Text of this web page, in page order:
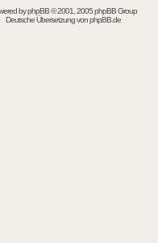
byphpBB© 2001, 2005 phpBB Group
Deutsche Übersetzung vonphpBB.de